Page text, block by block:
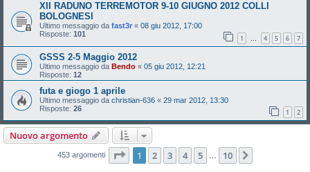
XII RADUNO TERREMOTOR 9-10 GIUGNO 2012 COLLI
BOLOGNESI
Ultimo messaggio da fast3r « 08 giu 2012, 17:00
Risposte: 101 1 … 4 5 6 7
GSSS 2-5 Maggio 2012
Ultimo messaggio da Bendo « 05 giu 2012, 12:21
Risposte: 12
futa e giogo 1 aprile
Ultimo messaggio da christian-636 « 29 mar 2012, 13:30
Risposte: 26 1 2
Nuovo argomento
453 argomenti Pagina di 10
1 2 3 4 5 10